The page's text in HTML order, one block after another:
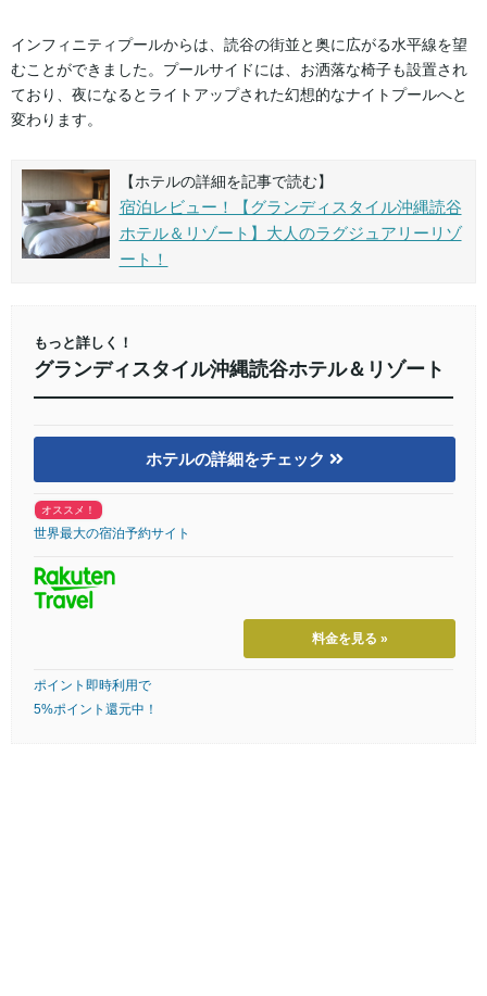
インフィニティプールからは、読谷の街並と奥に広がる水平線を望
むことができました。プールサイドには、お洒落な椅子も設置され
ており、夜になるとライトアップされた幻想的なナイトプールへと
変わります。
【ホテルの詳細を記事で読む】
宿泊レビュー！【グランディスタイル沖縄読谷
ホテル＆リゾート】大人のラグジュアリーリゾ
ート！
もっと詳しく！
グランディスタイル沖縄読谷ホテル＆リゾート
ホテルの詳細をチェック
オススメ！
世界最大の宿泊予約サイト
料金を見る »
ポイント即時利用で
5%ポイント還元中！